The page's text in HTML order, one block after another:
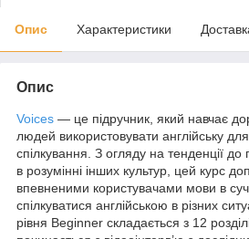
Опис Характеристики
Опис
Voices — це підручник, який навчає
людей використовувати англійську
спілкування. З огляду на тенденції до
в розумінні інших культур, цей курс
впевненими користувачами мови в
спілкуватися англійською в різних
рівня Beginner складається з 12